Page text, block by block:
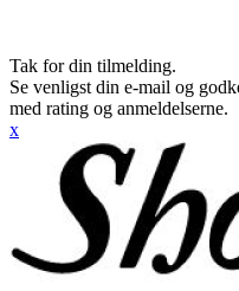
Tak for din tilmelding.
Se venligst din e-mail og
med rating og anmeldelserne.
x